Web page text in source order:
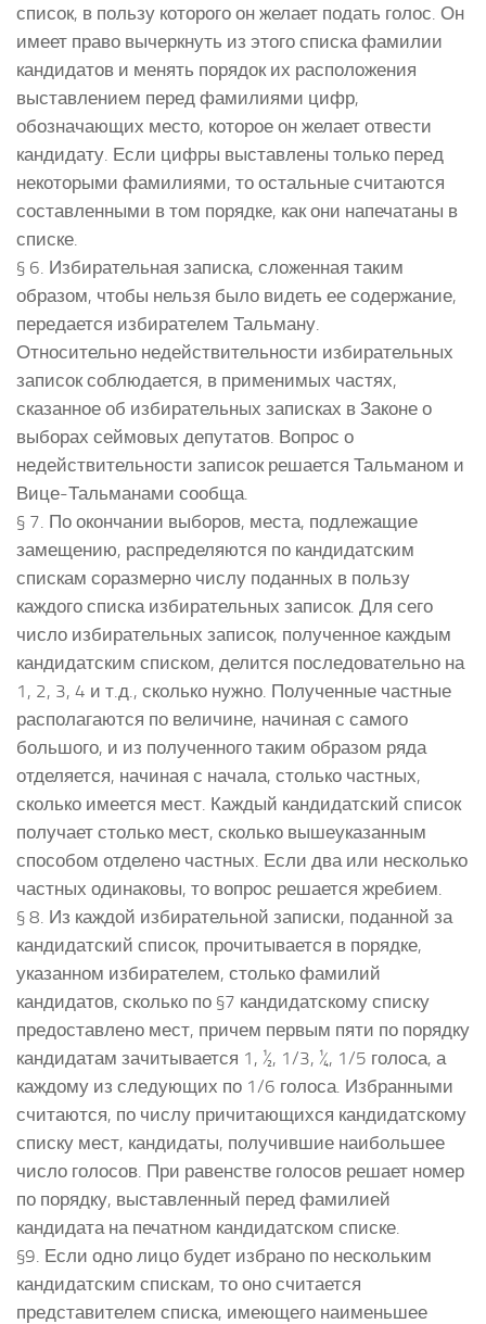
список, в пользу которого он желает подать голос. Он
имеет право вычеркнуть из этого списка фамилии
кандидатов и менять порядок их расположения
выставлением перед фамилиями цифр,
обозначающих место, которое он желает отвести
кандидату. Если цифры выставлены только перед
некоторыми фамилиями, то остальные считаются
составленными в том порядке, как они напечатаны в
списке.
§ 6. Избирательная записка, сложенная таким
образом, чтобы нельзя было видеть ее содержание,
передается избирателем Тальману.
Относительно недействительности избирательных
записок соблюдается, в применимых частях,
сказанное об избирательных записках в Законе о
выборах сеймовых депутатов. Вопрос о
недействительности записок решается Тальманом и
Вице-Тальманами сообща.
§ 7. По окончании выборов, места, подлежащие
замещению, распределяются по кандидатским
спискам соразмерно числу поданных в пользу
каждого списка избирательных записок. Для сего
число избирательных записок, полученное каждым
кандидатским списком, делится последовательно на
1, 2, 3, 4 и т.д., сколько нужно. Полученные частные
располагаются по величине, начиная с самого
большого, и из полученного таким образом ряда
отделяется, начиная с начала, столько частных,
сколько имеется мест. Каждый кандидатский список
получает столько мест, сколько вышеуказанным
способом отделено частных. Если два или несколько
частных одинаковы, то вопрос решается жребием.
§ 8. Из каждой избирательной записки, поданной за
кандидатский список, прочитывается в порядке,
указанном избирателем, столько фамилий
кандидатов, сколько по §7 кандидатскому списку
предоставлено мест, причем первым пяти по порядку
кандидатам зачитывается 1, ½, 1/3, ¼, 1/5 голоса, а
каждому из следующих по 1/6 голоса. Избранными
считаются, по числу причитающихся кандидатскому
списку мест, кандидаты, получившие наибольшее
число голосов. При равенстве голосов решает номер
по порядку, выставленный перед фамилией
кандидата на печатном кандидатском списке.
§9. Если одно лицо будет избрано по нескольким
кандидатским спискам, то оно считается
представителем списка, имеющего наименьшее